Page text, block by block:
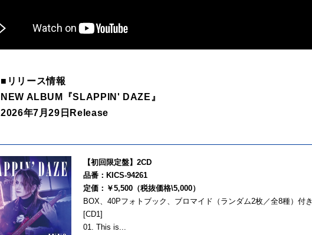
■リリース情報
NEW ALBUM『SLAPPIN' DAZE』
2026年7月29日Release
【初回限定盤】2CD
品番：KICS-94261
定価：￥5,500（税抜価格\5,000）
BOX、40Pフォトブック、ブロマイド（ランダム2枚／全8種）付き
[CD1]
01. This is...